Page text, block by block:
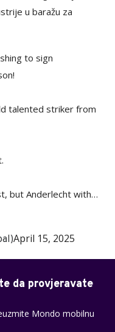
u baražu za
to sign
talented striker from
but Anderlecht with…
April 15, 2025
da provjeravate
Mondo mobilnu